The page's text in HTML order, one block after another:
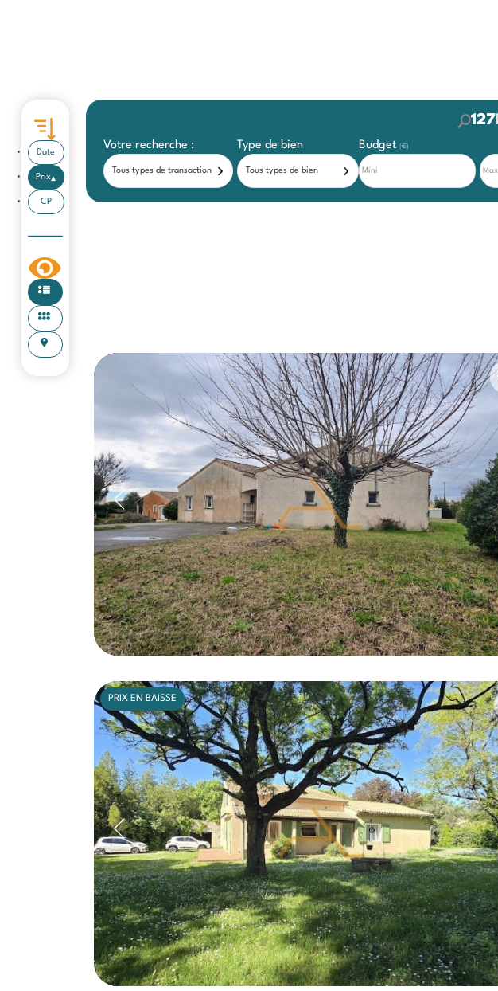
127
Votre recherche :
Tous types de transaction
Type de bien
Tous types de bien
Budget (€)
Date
Prix
CP
PRIX EN BAISSE